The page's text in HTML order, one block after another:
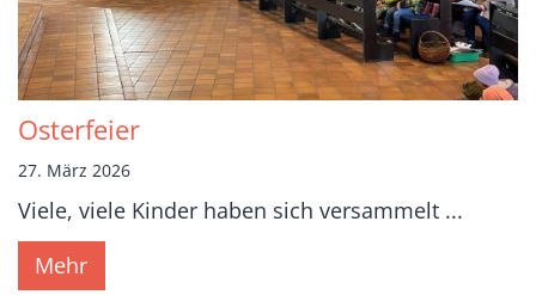
Osterfeier
27. März 2026
Viele, viele Kinder haben sich versammelt ...
Mehr